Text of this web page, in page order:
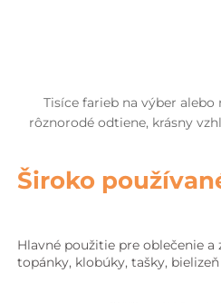
Tisíce farieb na výber alebo
rôznorodé odtiene, krásny
Široko
Hlavné použitie pre oblečenie a
topánky, klobúky, tašky,